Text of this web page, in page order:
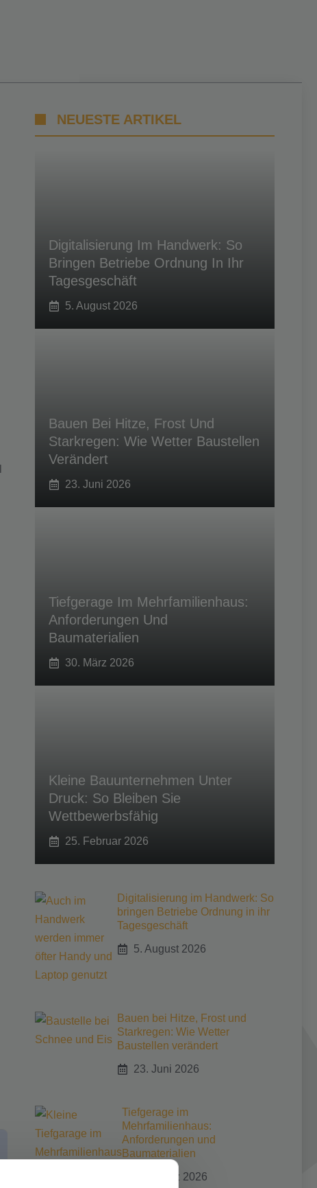
NEUESTE ARTIKEL
Digitalisierung Im Handwerk: So
Bringen Betriebe Ordnung In Ihr
Tagesgeschäft
5. August 2026
Bauen Bei Hitze, Frost Und
Starkregen: Wie Wetter Baustellen
Verändert
23. Juni 2026
Tiefgerage Im Mehrfamilienhaus:
Anforderungen Und
Baumaterialien
30. März 2026
Kleine Bauunternehmen Unter
Druck: So Bleiben Sie
Wettbewerbsfähig
25. Februar 2026
Digitalisierung im Handwerk: So
bringen Betriebe Ordnung in ihr
Tagesgeschäft
5. August 2026
Bauen bei Hitze, Frost und
Starkregen: Wie Wetter
Baustellen verändert
23. Juni 2026
Tiefgerage im
Mehrfamilienhaus:
Anforderungen und
Baumaterialien
30. März 2026